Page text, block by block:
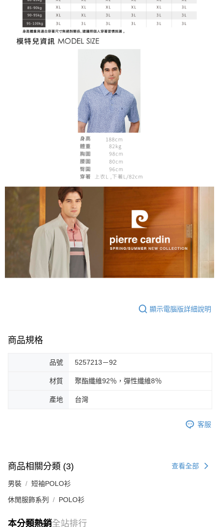
顯示電腦版詳細說明
商品規格
品號 5257213－92
材質 聚酯纖維92％，彈性纖維8％
產地 台灣
客服
商品相關分類 (3) 查看全部
男裝 短袖POLO衫
休閒服飾系列 POLO衫
本分類熱銷全站排行